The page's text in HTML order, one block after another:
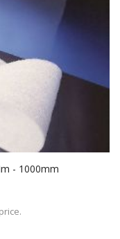
- 1000mm